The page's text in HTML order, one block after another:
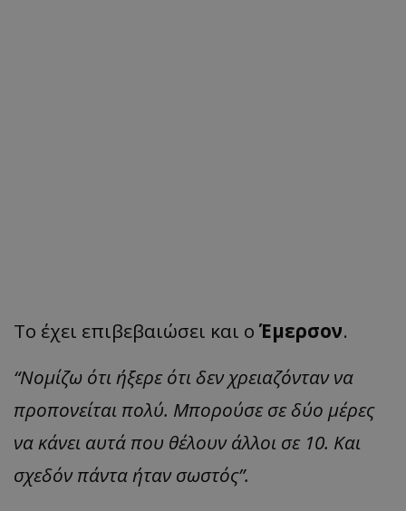
Το έχει επιβεβαιώσει και ο Έμερσον.
“Νομίζω ότι ήξερε ότι δεν χρειαζόνταν να
προπονείται πολύ. Μπορούσε σε δύο μέρες
να κάνει αυτά που θέλουν άλλοι σε 10. Και
σχεδόν πάντα ήταν σωστός”.